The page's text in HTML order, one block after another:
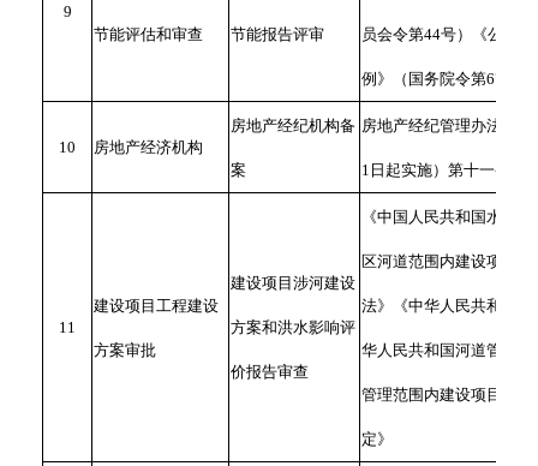
9
节能评估和审查 节能报告评审 员会令第44号）《公共
例》（国务院令第676）
10 房地产经济机构
房地产经纪机构备
案
房地产经纪管理办法（自
1日起实施）第十一条
11
建设项目工程建设
方案审批
建设项目涉河建设
方案和洪水影响评
价报告审查
《中国人民共和国水法
区河道范围内建设项目管
法》《中华人民共和国防
华人民共和国河道管理条
管理范围内建设项目管理
定》